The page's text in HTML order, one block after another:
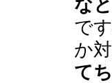
な
で
か
て